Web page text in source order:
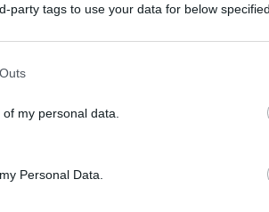
party tags to use your data for below
my personal data.
Personal Data.
πώς λειτουργεί ο χώρος;»,
επιθέσεις στο
φαινόμενο εκείνη την
Έλεγα "ελπίζω αυτό
Ήταν μεγάλη στιγμή για μένα.